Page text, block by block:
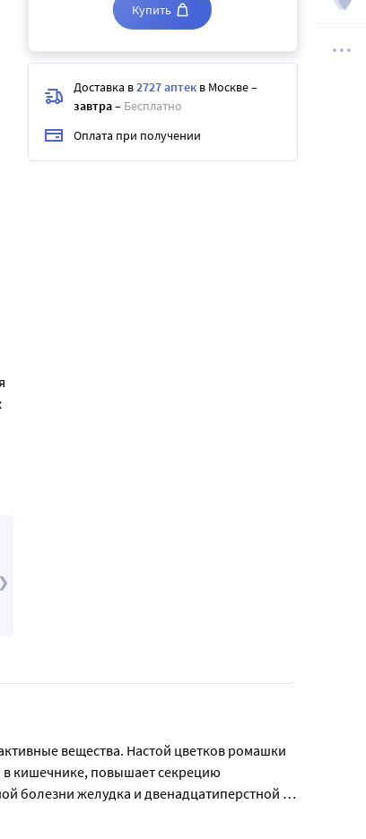
Купить
Доставка в2727 аптек в Москве–
завтра– Бесплатно
Оплата при получении
вещества. Настой цветков ромашки
кишечнике, повышает секрецию
болезни желудка и двенадцатиперстной